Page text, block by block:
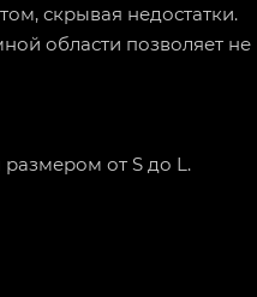
скрывая недостатки.
области позволяет не
размером от S до L.